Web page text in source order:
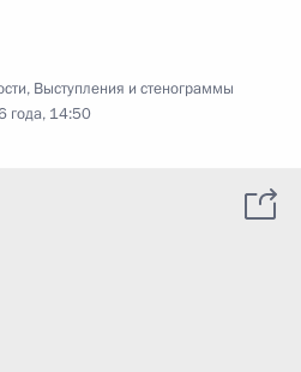
, Выступления и стенограммы
года, 14:50